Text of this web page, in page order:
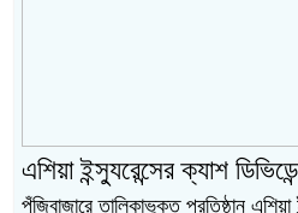
এশিয়া ইন্স্যুরেন্সের ক্যাশ
পুঁজিবাজারে তালিকাভুক্ত প্রতিষ্ঠান